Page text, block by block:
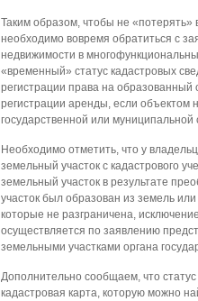
Таким образом, чтобы не
необходимо вовремя обратиться с
недвижимости в
«временный» статус кадастровых
регистрации права на образованный
регистрации аренды, если объектом
государственной или муниципальной
Необходимо отметить, что у
земельный участок с кадастрового
земельный участок в результате
участок был образован из земель
которые не разграничена,
осуществляется по заявлению
земельными участками органа
Дополнительно сообщаем, что
кадастровая карта, которую можно